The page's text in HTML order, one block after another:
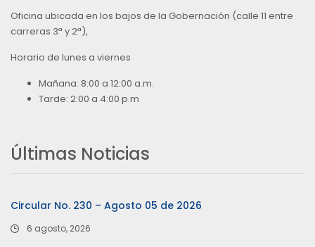
Oficina ubicada en los bajos de la Gobernación (calle 11 entre
carreras 3ª y 2ª),
Horario de lunes a viernes
Mañana: 8:00 a 12:00 a.m.
Tarde: 2:00 a 4:00 p.m
Últimas Noticias
Circular No. 230 – Agosto 05 de 2026
6 agosto, 2026